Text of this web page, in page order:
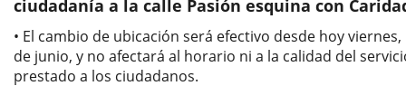
ciudadanía a la calle Pasión esquina con
• El cambio de ubicación será efectivo desde hoy viernes,
de junio, y no afectará al horario ni a la calidad del
prestado a los ciudadanos.